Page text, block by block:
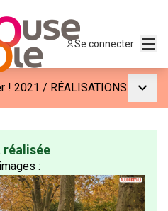
Se connecter
! 2021 / RÉALISATIONS
: